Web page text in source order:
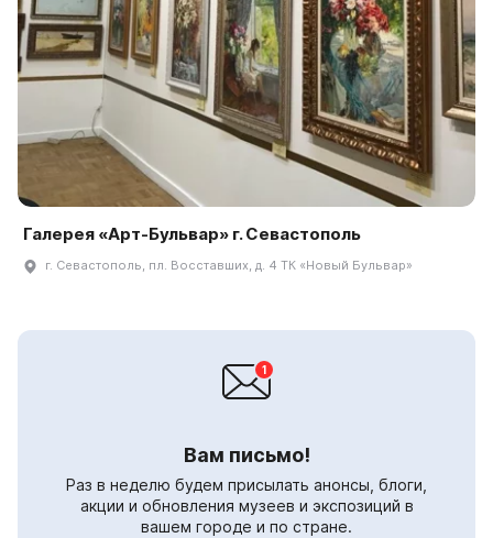
Галерея «Арт-Бульвар» г. Севастополь
г. Севастополь, пл. Восставших, д. 4 ТК «Новый Бульвар»
Вам письмо!
Раз в неделю будем присылать анонсы, блоги,
акции и обновления музеев и экспозиций в
вашем городе и по стране.